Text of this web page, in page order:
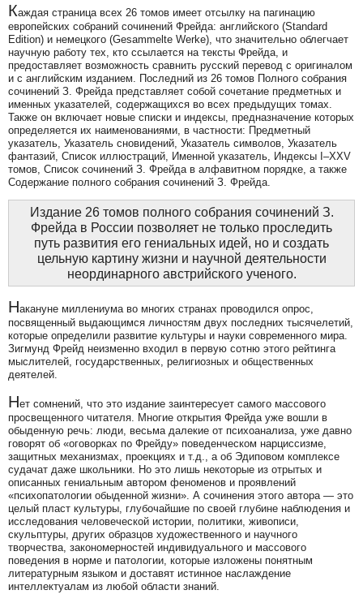
Каждая страница всех 26 томов имеет отсылку на пагинацию
европейских собраний сочинений Фрейда: английского (Standard
Edition) и немецкого (Gesammelte Werke), что значительно облегчает
научную работу тех, кто ссылается на тексты Фрейда, и
предоставляет возможность сравнить русский перевод с оригиналом
и с английским изданием. Последний из 26 томов Полного собрания
сочинений З. Фрейда представляет собой сочетание предметных и
именных указателей, содержащихся во всех предыдущих томах.
Также он включает новые списки и индексы, предназначение которых
определяется их наименованиями, в частности: Предметный
указатель, Указатель сновидений, Указатель символов, Указатель
фантазий, Список иллюстраций, Именной указатель, Индексы I–XXV
томов, Список сочинений З. Фрейда в алфавитном порядке, а также
Содержание полного собрания сочинений З. Фрейда.
Издание 26 томов полного собрания сочинений З.
Фрейда в России позволяет не только проследить
путь развития его гениальных идей, но и создать
цельную картину жизни и научной деятельности
неординарного австрийского ученого.
Накануне миллениума во многих странах проводился опрос,
посвященный выдающимся личностям двух последних тысячелетий,
которые определили развитие культуры и науки современного мира.
Зигмунд Фрейд неизменно входил в первую сотню этого рейтинга
мыслителей, государственных, религиозных и общественных
деятелей.
Нет сомнений, что это издание заинтересует самого массового
просвещенного читателя. Многие открытия Фрейда уже вошли в
обыденную речь: люди, весьма далекие от психоанализа, уже давно
говорят об «оговорках по Фрейду» поведенческом нарциссизме,
защитных механизмах, проекциях и т.д., а об Эдиповом комплексе
судачат даже школьники. Но это лишь некоторые из отрытых и
описанных гениальным автором феноменов и проявлений
«психопатологии обыденной жизни». А сочинения этого автора — это
целый пласт культуры, глубочайшие по своей глубине наблюдения и
исследования человеческой истории, политики, живописи,
скульптуры, других образцов художественного и научного
творчества, закономерностей индивидуального и массового
поведения в норме и патологии, которые изложены понятным
литературным языком и доставят истинное наслаждение
интеллектуалам из любой области знаний.